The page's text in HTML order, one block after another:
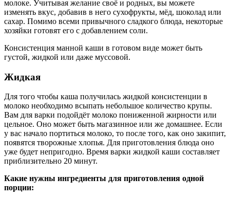
молоке. Учитывая желание своё и родных, вы можете
изменять вкус, добавив в него сухофрукты, мёд, шоколад или
сахар. Помимо всеми привычного сладкого блюда, некоторые
хозяйки готовят его с добавлением соли.
Консистенция манной каши в готовом виде может быть
густой, жидкой или даже муссовой.
Жидкая
Для того чтобы каша получилась жидкой консистенции в
молоко необходимо всыпать небольшое количество крупы.
Вам для варки подойдёт молоко пониженной жирности или
цельное. Оно может быть магазинное или же домашнее. Если
у вас начало портиться молоко, то после того, как оно закипит,
появятся творожные хлопья. Для приготовления блюда оно
уже будет непригодно. Время варки жидкой каши составляет
приблизительно 20 минут.
Какие нужны ингредиенты для приготовления одной
порции: